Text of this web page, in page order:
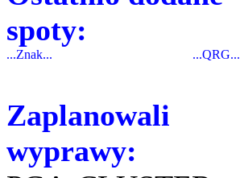
spoty:
...Znak... ...QRG...
Zaplanowali
wyprawy: